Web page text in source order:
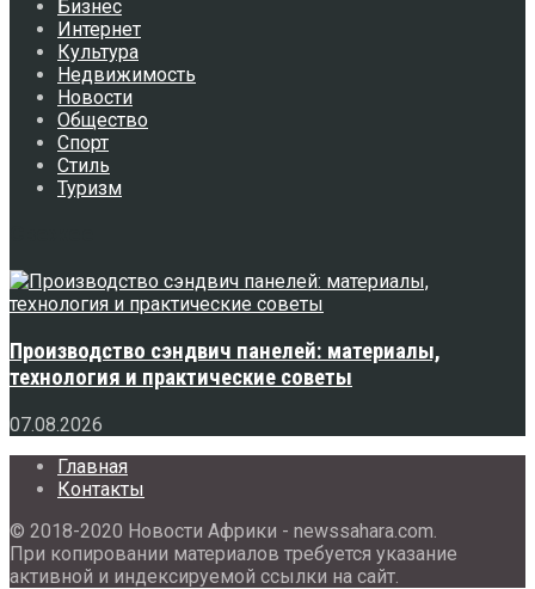
Бизнес
Интернет
Культура
Недвижимость
Новости
Общество
Спорт
Стиль
Туризм
Производство сэндвич панелей: материалы,
технология и практические советы
07.08.2026
Главная
Контакты
© 2018-2020 Новости Африки - newssahara.com.
При копировании материалов требуется указание
активной и индексируемой ссылки на сайт.